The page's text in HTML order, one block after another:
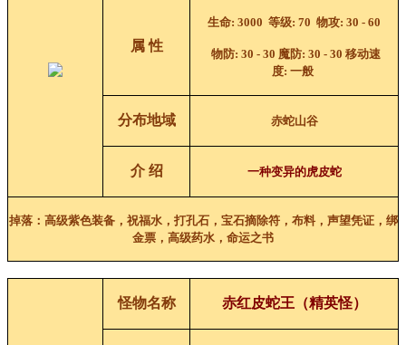
属 性
生命: 3000 等级: 70 物攻: 30 - 60
物防: 30 - 30 魔防: 30 - 30 移动速
度: 一般
分布地域 赤蛇山谷
介 绍 一种变异的虎皮蛇
掉落：高级紫色装备，祝福水，打孔石，宝石摘除符，布料，声望凭证，绑
金票，高级药水，命运之书
怪物名称 赤红皮蛇王（精英怪）